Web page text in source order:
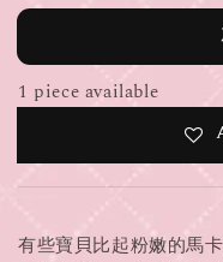
1 piece available
有些寶貝比起粉嫩的馬